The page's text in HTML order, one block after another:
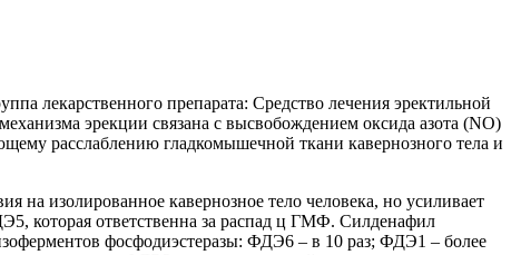
лекарственного препарата: Средство лечения эректильной
эрекции связана с высвобождением оксида азота (NO)
расслаблению гладкомышечной ткани кавернозного тела и
на изолированное кавернозное тело человека, но усиливает
которая ответственна за распад ц ГМФ. Силденафил
фосфодиэстеразы: ФДЭ6 – в 10 раз; ФДЭ1 – более